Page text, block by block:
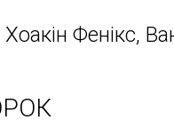
Хоакін Фенікс,